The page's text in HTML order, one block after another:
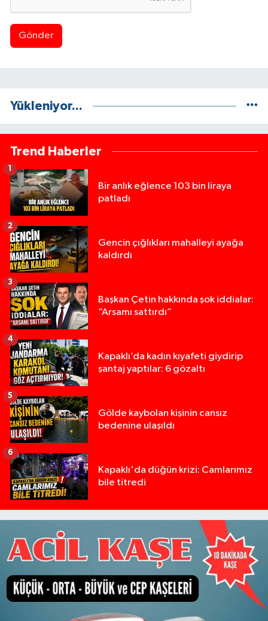
Gönder
Yükleniyor...
Trend Haberler
Bir anlık eğlence 103 bin liraya
patladı
1
Gencin çığlıkları mahalleyi ayağa
kaldırdı
2
Başkan Çetin hakkında şok iddialar:
“Arsamı sattırdı”
3
Kapaklı’da kadın kıyafeti giydirip
şantaj yaptılar: 6 gözaltı
4
Gölde kaybolan kişinin cansız
bedenine ulaşıldı
5
Kapaklı'da düğün krizi: Camlarımız
bile titredi
6